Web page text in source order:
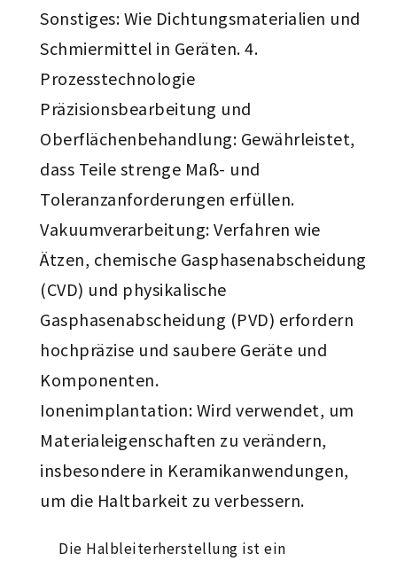
Sonstiges: Wie Dichtungsmaterialien und
Schmiermittel in Geräten. 4.
Prozesstechnologie
Präzisionsbearbeitung und
Oberflächenbehandlung: Gewährleistet,
dass Teile strenge Maß- und
Toleranzanforderungen erfüllen.
Vakuumverarbeitung: Verfahren wie
Ätzen, chemische Gasphasenabscheidung
(CVD) und physikalische
Gasphasenabscheidung (PVD) erfordern
hochpräzise und saubere Geräte und
Komponenten.
Ionenimplantation: Wird verwendet, um
Materialeigenschaften zu verändern,
insbesondere in Keramikanwendungen,
um die Haltbarkeit zu verbessern.
Die Halbleiterherstellung ist ein